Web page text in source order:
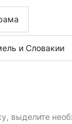
и Словакии
выделите